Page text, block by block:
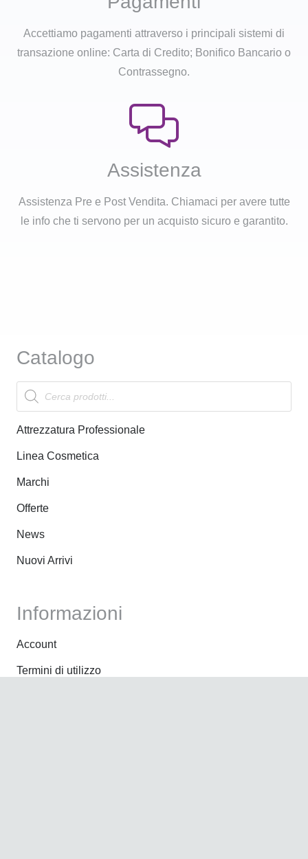
Accettiamo pagamenti attraverso i principali sistemi di
transazione online: Carta di Credito; Bonifico Bancario o
Contrassegno.
Assistenza
Assistenza Pre e Post Vendita. Chiamaci per avere tutte
le info che ti servono per un acquisto sicuro e garantito.
Catalogo
Products
search
Attrezzatura Professionale
Linea Cosmetica
Marchi
Offerte
News
Nuovi Arrivi
Informazioni
Account
Termini di utilizzo